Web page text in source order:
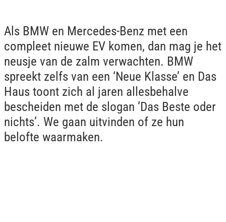
Als BMW en Mercedes-Benz met een
compleet nieuwe EV komen, dan mag je het
neusje van de zalm verwachten. BMW
spreekt zelfs van een ‘Neue Klasse’ en Das
Haus toont zich al jaren allesbehalve
bescheiden met de slogan ’Das Beste oder
nichts’. We gaan uitvinden of ze hun
belofte waarmaken.